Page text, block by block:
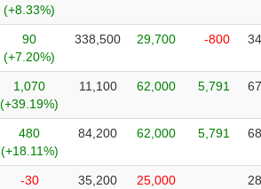
(+8.33%)
90
(+7.20%)
338,500 29,700 -800
1,070
(+39.19%)
11,100 62,000 5,791
480
(+18.11%)
84,200 62,000 5,791
-30
35,200 25,000